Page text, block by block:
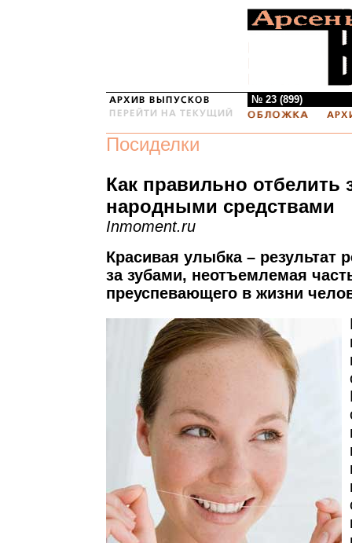
№ 23 (899)
Посиделки
Как правильно отбелить
народными средствами
Inmoment.ru
Красивая улыбка – результат
за зубами, неотъемлемая
преуспевающего в жизни